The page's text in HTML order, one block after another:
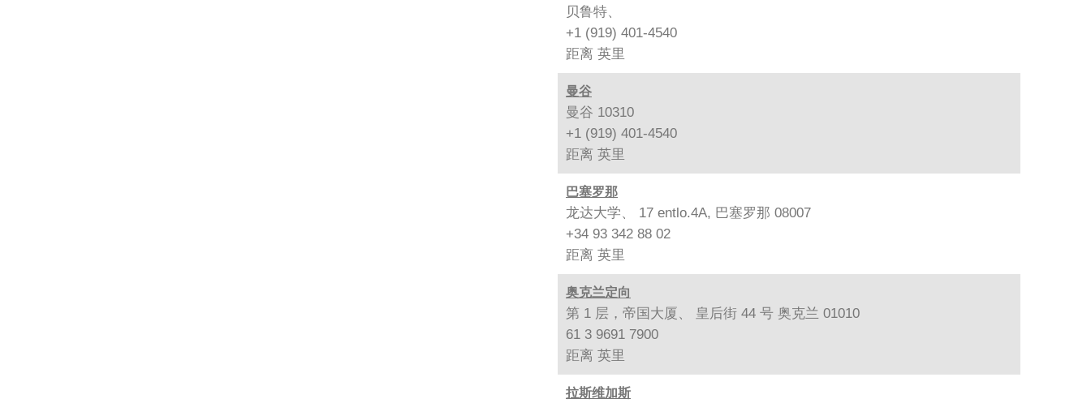
贝鲁特、
+1 (919) 401-4540
距离 英里
曼谷
曼谷 10310
+1 (919) 401-4540
距离 英里
巴塞罗那
龙达大学、 17 entlo.4A, 巴塞罗那 08007
+34 93 342 88 02
距离 英里
奥克兰定向
第 1 层，帝国大厦、 皇后街 44 号 奥克兰 01010
61 3 9691 7900
距离 英里
拉斯维加斯